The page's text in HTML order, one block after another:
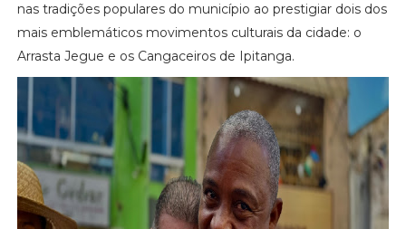
nas tradições populares do município ao prestigiar dois dos
mais emblemáticos movimentos culturais da cidade: o
Arrasta Jegue e os Cangaceiros de Ipitanga.